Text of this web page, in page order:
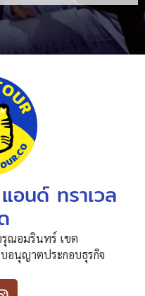
นด์ ทราเวล
ณอมรินทร์ เขต
อนุญาตประกอบธุรกิจ